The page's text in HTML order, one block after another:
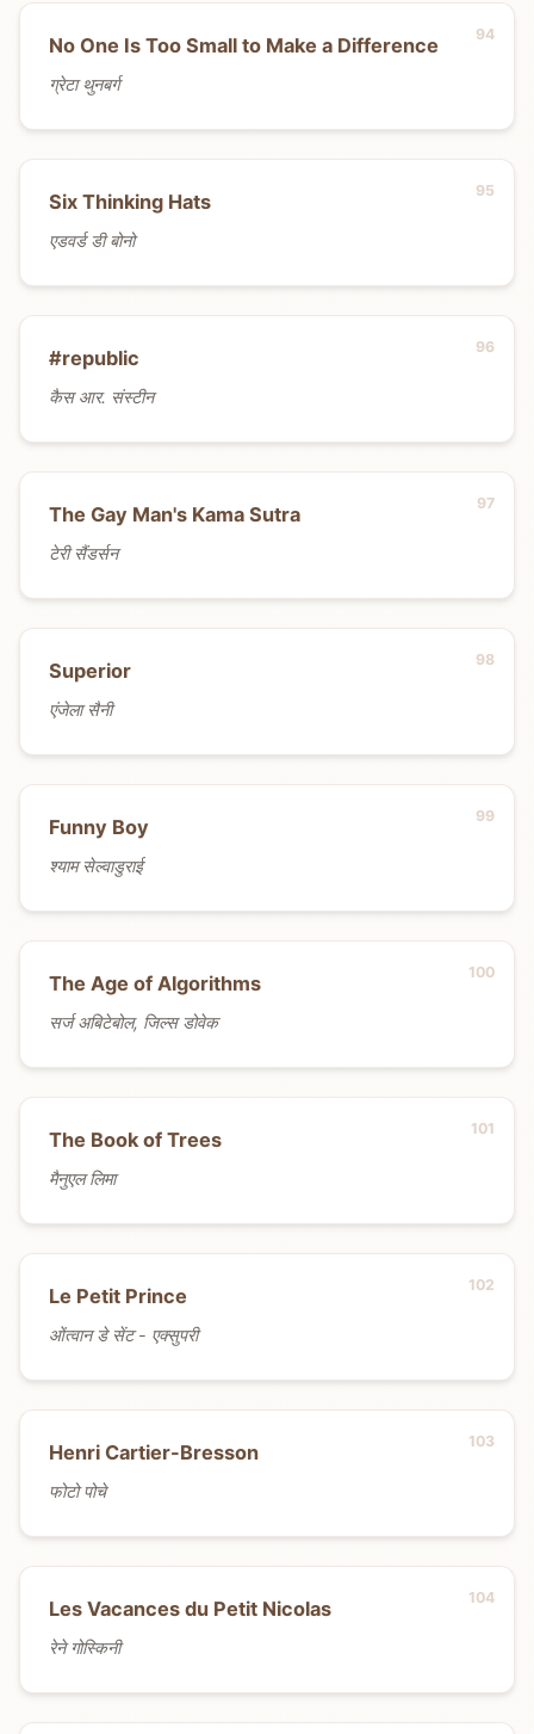
No One Is Too Small to Make a Difference
ग्रेटा थुनबर्ग
Six Thinking Hats
एडवर्ड डी बोनो
#republic
कैस आर. संस्टीन
The Gay Man's Kama Sutra
टेरी सैंडर्सन
Superior
एंजेला सैनी
Funny Boy
श्याम सेल्वाडुराई
The Age of Algorithms
सर्ज अबिटेबोल, जिल्स डोवेक
The Book of Trees
मैनुएल लिमा
Le Petit Prince
ओंत्वान डे सेंट - एक्सुपरी
Henri Cartier-Bresson
फोटो पोचे
Les Vacances du Petit Nicolas
रेने गोस्किनी